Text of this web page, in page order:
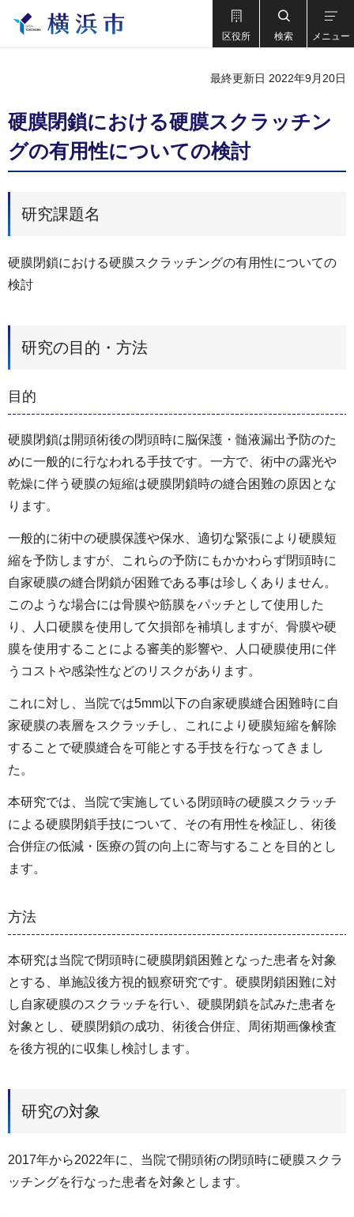
区役所 検索 メニュー
最終更新日 2022年9月20日
硬膜閉鎖における硬膜スクラッチン
グの有用性についての検討
研究課題名
硬膜閉鎖における硬膜スクラッチングの有用性についての
検討
研究の目的・方法
目的
硬膜閉鎖は開頭術後の閉頭時に脳保護・髄液漏出予防のた
めに一般的に行なわれる手技です。一方で、術中の露光や
乾燥に伴う硬膜の短縮は硬膜閉鎖時の縫合困難の原因とな
ります。
一般的に術中の硬膜保護や保水、適切な緊張により硬膜短
縮を予防しますが、これらの予防にもかかわらず閉頭時に
自家硬膜の縫合閉鎖が困難である事は珍しくありません。
このような場合には骨膜や筋膜をパッチとして使用した
り、人口硬膜を使用して欠損部を補填しますが、骨膜や硬
膜を使用することによる審美的影響や、人口硬膜使用に伴
うコストや感染性などのリスクがあります。
これに対し、当院では5mm以下の自家硬膜縫合困難時に自
家硬膜の表層をスクラッチし、これにより硬膜短縮を解除
することで硬膜縫合を可能とする手技を行なってきまし
た。
本研究では、当院で実施している閉頭時の硬膜スクラッチ
による硬膜閉鎖手技について、その有用性を検証し、術後
合併症の低減・医療の質の向上に寄与することを目的とし
ます。
方法
本研究は当院で閉頭時に硬膜閉鎖困難となった患者を対象
とする、単施設後方視的観察研究です。硬膜閉鎖困難に対
し自家硬膜のスクラッチを行い、硬膜閉鎖を試みた患者を
対象とし、硬膜閉鎖の成功、術後合併症、周術期画像検査
を後方視的に収集し検討します。
研究の対象
2017年から2022年に、当院で開頭術の閉頭時に硬膜スクラ
ッチングを行なった患者を対象とします。